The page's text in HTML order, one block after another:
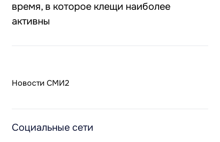
время, в которое клещи наиболее
активны
Новости СМИ2
Социальные сети